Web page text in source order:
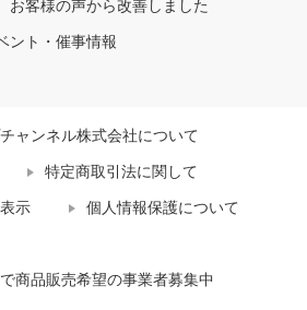
お客様の声から改善しました
ント・催事情報
ャンネル株式会社について
特定商取引法に関して
示 個人情報保護について
商品販売希望の事業者募集中